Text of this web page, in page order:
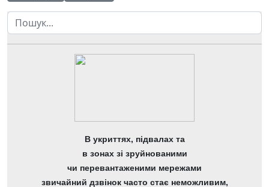
Пошук
В укриттях, підвалах та
в зонах зі зруйнованими
чи перевантаженими мережами
звичайний дзвінок часто стає неможливим,